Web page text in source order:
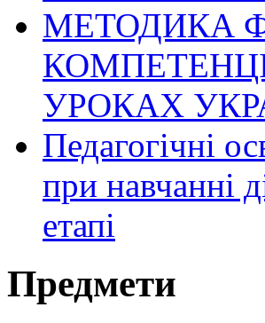
МЕТОДИКА
УРОКАХ
Педагогічні
при навчанні
етапі
Предмети